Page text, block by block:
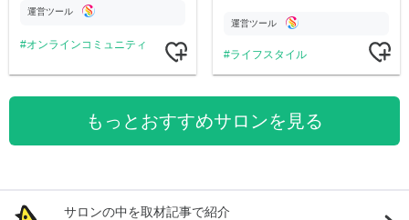
公開。
運営ツール
オンラインコミュニティ
運営ツール
ライフスタイル
もっとおすすめサロンを見る
サロンの中を取材記事で紹介